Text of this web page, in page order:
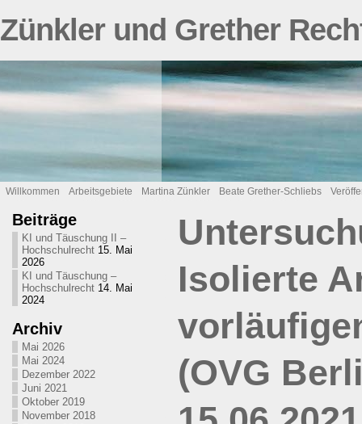
Zünkler und Grether
Willkommen Arbeitsgebiete Martina Zünkler Beate Grether-Schliebs
Beiträge
KI und Täuschung II –
Hochschulrecht 15. Mai
2026
KI und Täuschung –
Hochschulrecht 14. Mai
2024
Archiv
Mai 2026
Mai 2024
Dezember 2022
Juni 2021
Oktober 2019
November 2018
Isolierte
(OVG